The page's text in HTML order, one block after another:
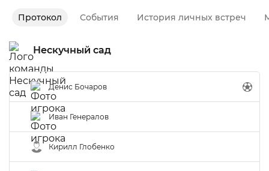
Протокол События История личных встреч
Нескучный сад
Денис Бочаров
Иван Генералов
Кирилл Глобенко